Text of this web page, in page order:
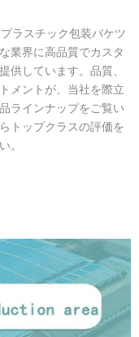
ラスチック包装バケツ
業界に高品質でカスタ
供しています。品質、
メントが、当社を際立
ラインナップをご覧い
トップクラスの評価を
。